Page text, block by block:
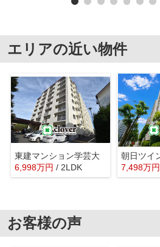
エリアの近い物件
東建マンション学芸大
6,998万円 / 2LDK
朝日ツイ
7,498万円
お客様の声